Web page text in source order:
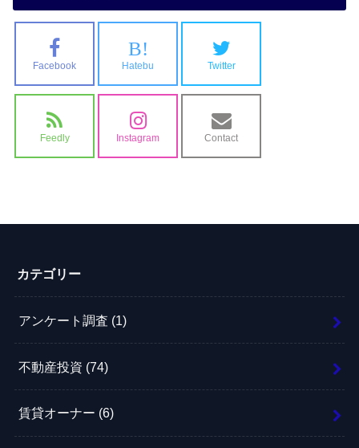
Facebook
B!
Hatebu Twitter
Feedly Instagram Contact
カテゴリー
アンケート調査 (1)
不動産投資 (74)
賃貸オーナー (6)